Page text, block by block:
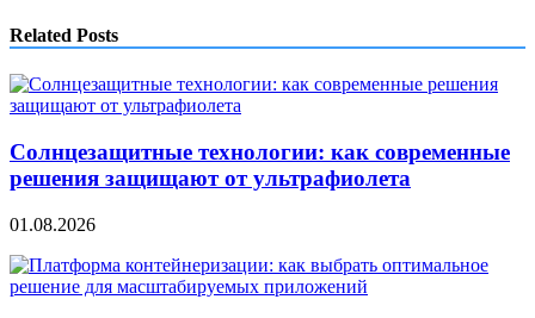
Related Posts
Солнцезащитные технологии: как современные
решения защищают от ультрафиолета
01.08.2026